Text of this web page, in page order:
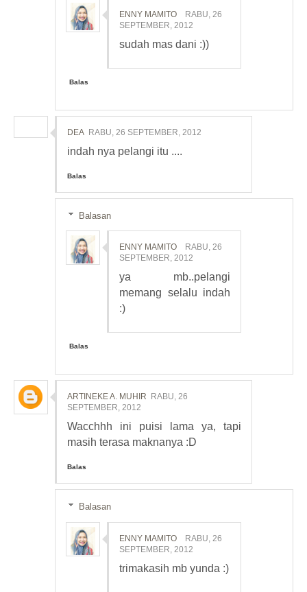
ENNY MAMITO
RABU, 26
SEPTEMBER, 2012
sudah mas dani :))
Balas
DEA RABU, 26 SEPTEMBER, 2012
indah nya pelangi itu ....
Balas
Balasan
ENNY MAMITO
RABU, 26
SEPTEMBER, 2012
ya mb..pelangi
memang selalu indah
:)
Balas
ARTINEKE A. MUHIR
RABU, 26
SEPTEMBER, 2012
Wacchhh ini puisi lama ya, tapi
masih terasa maknanya :D
Balas
Balasan
ENNY MAMITO
RABU, 26
SEPTEMBER, 2012
trimakasih mb yunda :)